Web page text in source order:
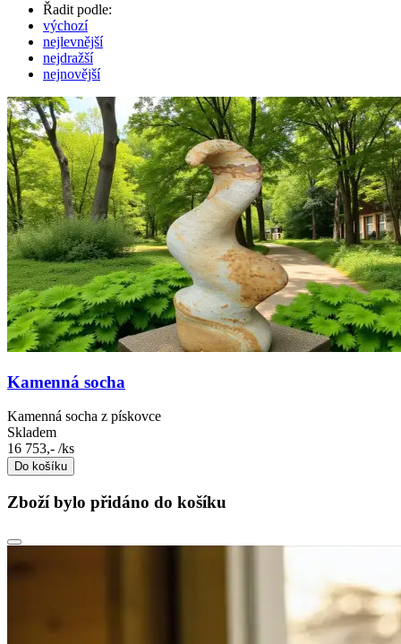
Řadit podle:
výchozí
nejlevnější
nejdražší
nejnovější
Kamenná socha
Kamenná socha z pískovce
Skladem
16 753,- /ks
Do košíku
Zboží bylo přidáno do košíku